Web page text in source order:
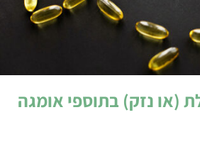
(או נזק) בתוספי אומגה